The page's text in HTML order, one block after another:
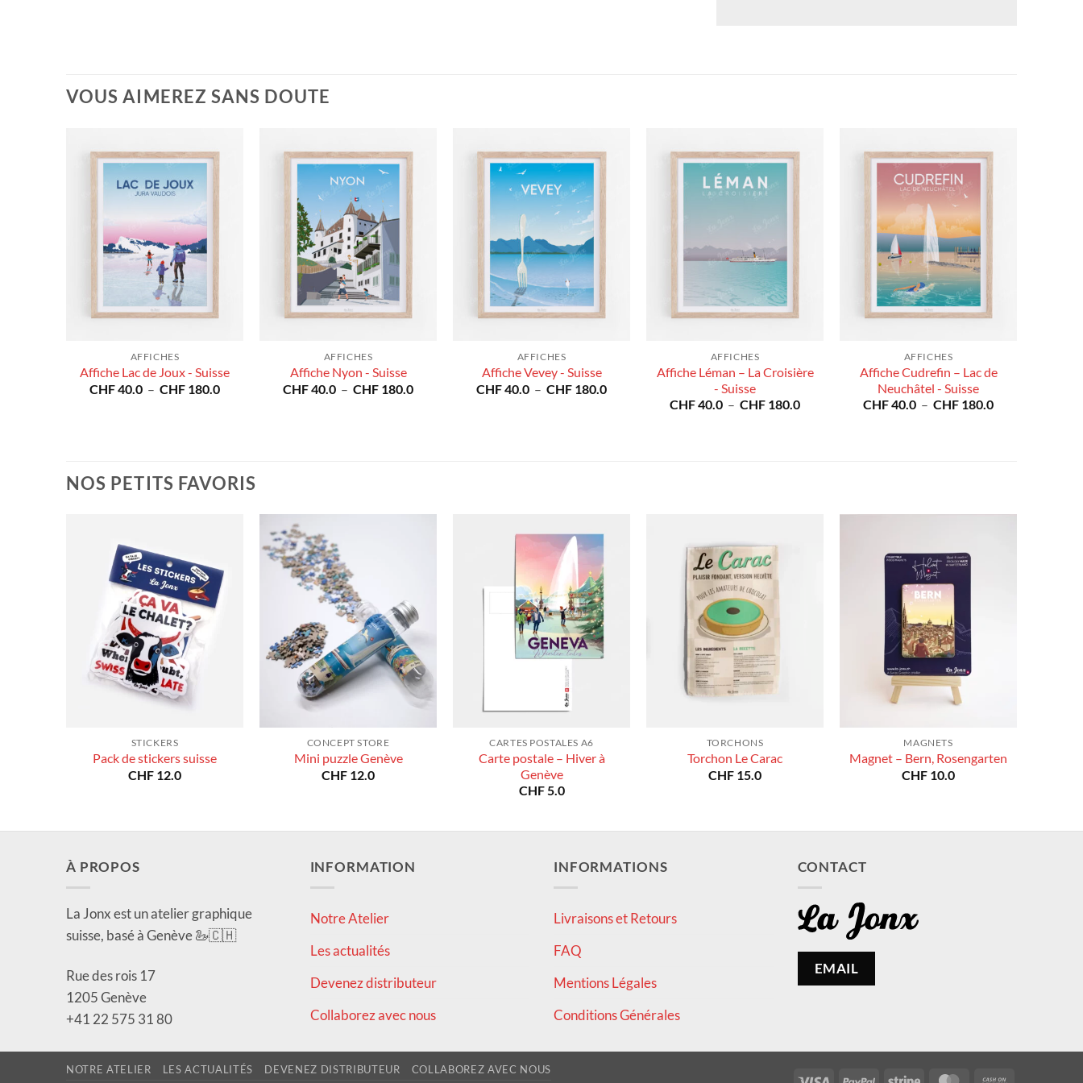
VOUS AIMEREZ SANS DOUTE
AFFICHES
Affiche Lac de Joux - Suisse
CHF40.0 – CHF 180.0Plage
AFFICHES
Affiche Nyon - Suisse
CHF40.0 – CHF 180.0Plage
AFFICHES
Affiche Vevey - Suisse
CHF40.0 – CHF 180.0Plage
AFFICHES
Affiche Léman – La Croisière
- Suisse
CHF40.0 – CHF 180.0Plage
AFFICHES
Affiche Cudrefin – Lac de
Neuchâtel - Suisse
CHF40.0 – CHF 180.0Plage
NOS PETITS FAVORIS
STICKERS
Pack de stickers suisse
CHF 12.0
CONCEPT STORE
Mini puzzle Genève
CHF 12.0
CARTES POSTALES A6
Carte postale – Hiver à
Genève
CHF5.0
TORCHONS
Torchon Le Carac
CHF 15.0
MAGNETS
Magnet – Bern, Rosengarten
CHF 10.0
À PROPOS
La Jonx est un atelier graphique
suisse, basé à Genève 🦢🇨🇭
Rue des rois 17
1205 Genève
+41 22 575 31 80
INFORMATION
Notre Atelier
Les actualités
Devenez distributeur
Collaborez avec nous
INFORMATIONS
Livraisons et Retours
FAQ
Mentions Légales
Conditions Générales
CONTACT
EMAIL
Visa PayPal Stripe MasterCard
NOTRE ATELIER LES ACTUALITÉS DEVENEZ DISTRIBUTEUR COLLABOREZ AVEC NOUS